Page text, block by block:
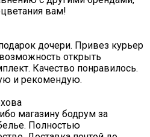
вам!
дочери. Привез курьер
открыть
Качество понравилось.
и рекомендую.
магазину бодрум за
Полностью